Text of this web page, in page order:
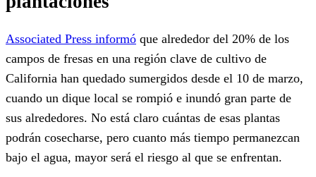
Associated Press informó que alrededor del 20% de los
campos de fresas en una región clave de cultivo de
California han quedado sumergidos desde el 10 de marzo,
cuando un dique local se rompió e inundó gran parte de
sus alrededores. No está claro cuántas de esas plantas
podrán cosecharse, pero cuanto más tiempo permanezcan
bajo el agua, mayor será el riesgo al que se enfrentan.